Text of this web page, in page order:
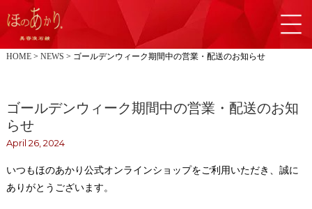
HOME NEWS ゴールデンウィーク期間中の営業・配送のお知らせ
ゴールデンウィーク期間中の営業・配送のお知
らせ
April 26, 2024
いつもほのあかり公式オンラインショップをご利用いただき、誠に
ありがとうございます。